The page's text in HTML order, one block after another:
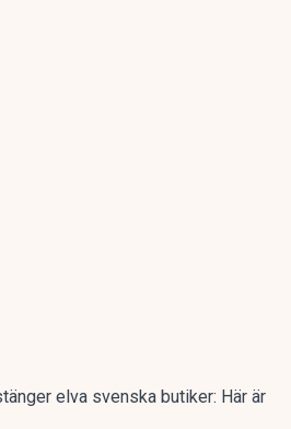
elva svenska butiker: Här är